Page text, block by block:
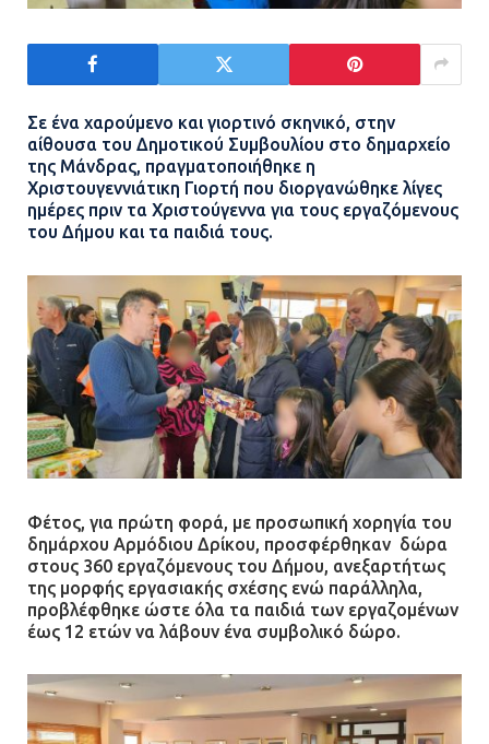
Σε ένα χαρούμενο και γιορτινό σκηνικό, στην
αίθουσα του Δημοτικού Συμβουλίου στο δημαρχείο
της Μάνδρας, πραγματοποιήθηκε η
Χριστουγεννιάτικη Γιορτή που διοργανώθηκε λίγες
ημέρες πριν τα Χριστούγεννα για τους εργαζόμενους
του Δήμου και τα παιδιά τους.
Φέτος, για πρώτη φορά, με προσωπική χορηγία του
δημάρχου Αρμόδιου Δρίκου, προσφέρθηκαν δώρα
στους 360 εργαζόμενους του Δήμου, ανεξαρτήτως
της μορφής εργασιακής σχέσης ενώ παράλληλα,
προβλέφθηκε ώστε όλα τα παιδιά των εργαζομένων
έως 12 ετών να λάβουν ένα συμβολικό δώρο.